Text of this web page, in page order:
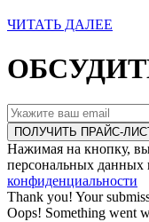
ЧИТАТЬ ДАЛЕЕ
Нажимая на кнопку, вы
персональных данных
конфиденциальности
Thank you! Your
Oops! Something went